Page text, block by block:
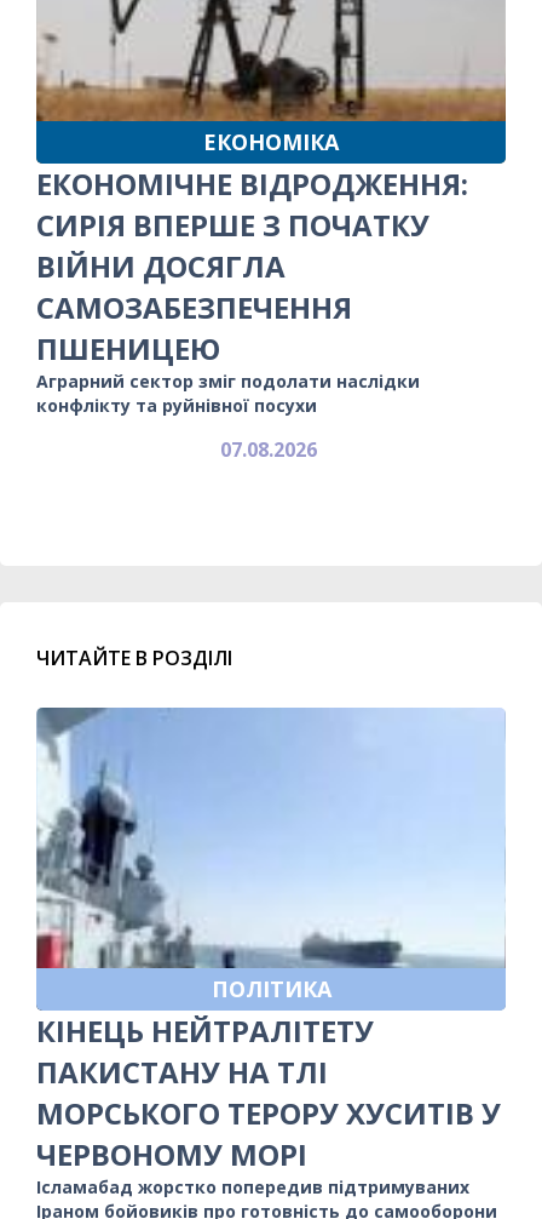
ЕКОНОМІКА
ЕКОНОМІЧНЕ ВІДРОДЖЕННЯ:
СИРІЯ ВПЕРШЕ З ПОЧАТКУ
ВІЙНИ ДОСЯГЛА
САМОЗАБЕЗПЕЧЕННЯ
ПШЕНИЦЕЮ
Аграрний сектор зміг подолати наслідки
конфлікту та руйнівної посухи
07.08.2026
ЧИТАЙТЕ В РОЗДІЛІ
ПОЛІТИКА
КІНЕЦЬ НЕЙТРАЛІТЕТУ
ПАКИСТАНУ НА ТЛІ
МОРСЬКОГО ТЕРОРУ ХУСИТІВ У
ЧЕРВОНОМУ МОРІ
Ісламабад жорстко попередив підтримуваних
Іраном бойовиків про готовність до самооборони